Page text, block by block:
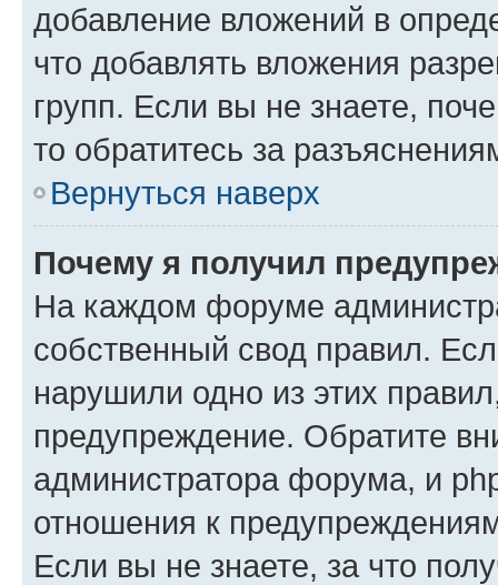
добавление вложений в
что добавлять вложения
групп. Если вы не знаете,
то обратитесь за
Вернуться наверх
Почему я получил
На каждом форуме
собственный свод правил.
нарушили одно из этих
предупреждение. Обратите
администратора форума, и
отношения к
Если вы не знаете, за что